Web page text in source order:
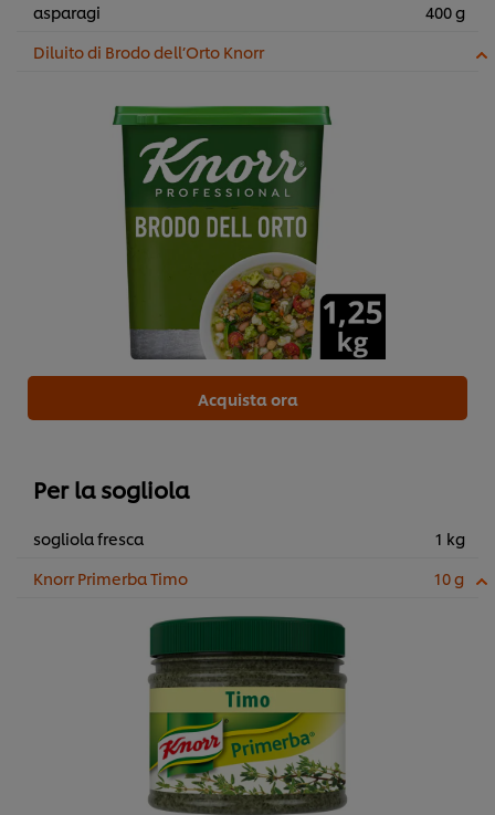
asparagi
400 g
Diluito di Brodo dell’Orto Knorr
Acquista ora
Per la sogliola
sogliola fresca
1 kg
Knorr Primerba Timo
10 g